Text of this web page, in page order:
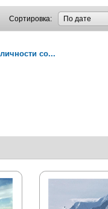
Сортировка:
со...